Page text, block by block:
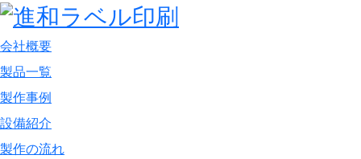
会社概要
製品一覧
製作事例
設備紹介
製作の流れ